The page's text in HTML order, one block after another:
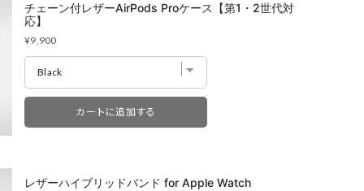
チェーン付レザーAirPods Proケース【第1・2世代対
応】
Price
¥9,900
カートに追加する
レザーハイブリッドバンド for Apple Watch